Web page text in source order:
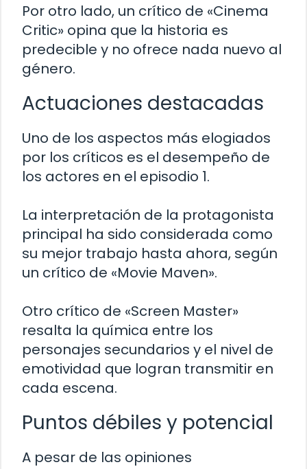
Por otro lado, un crítico de «Cinema
Critic» opina que la historia es
predecible y no ofrece nada nuevo al
género.
Actuaciones destacadas
Uno de los aspectos más elogiados
por los críticos es el desempeño de
los actores en el episodio 1.
La interpretación de la protagonista
principal ha sido considerada como
su mejor trabajo hasta ahora, según
un crítico de «Movie Maven».
Otro crítico de «Screen Master»
resalta la química entre los
personajes secundarios y el nivel de
emotividad que logran transmitir en
cada escena.
Puntos débiles y potencial
A pesar de las opiniones